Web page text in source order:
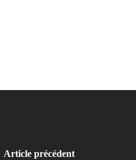
Article précédent